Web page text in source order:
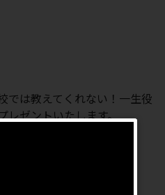
では教えてくれない！一生役
レゼントいたします。